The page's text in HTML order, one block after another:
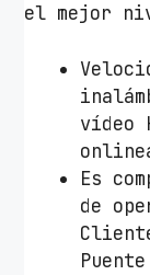
el mejor
vídeo
Es
de